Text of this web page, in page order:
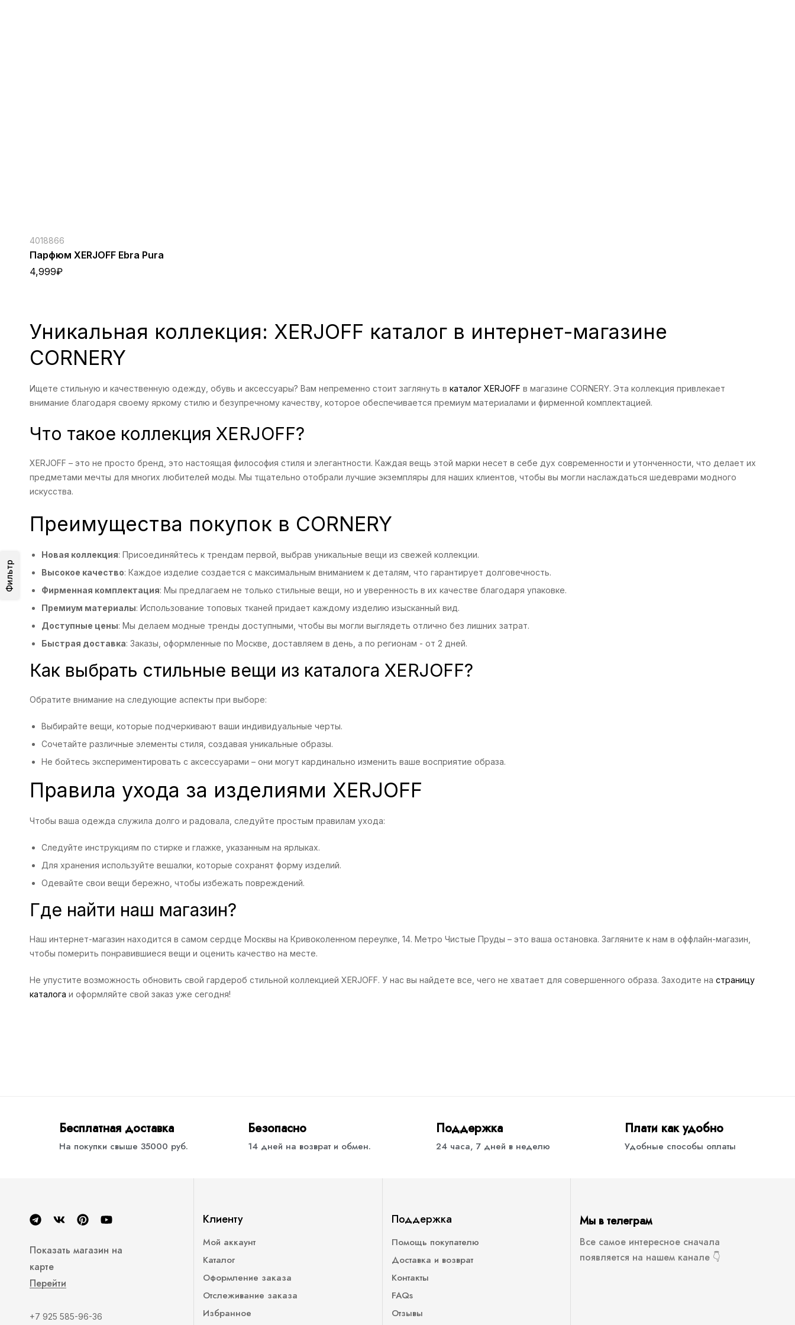
Фильтр
4018866
Парфюм XERJOFF Ebra Pura
4,999₽
Уникальная коллекция: XERJOFF каталог в интернет-магазине
CORNERY
Ищете стильную и качественную одежду, обувь и аксессуары? Вам непременно стоит заглянуть в каталог XERJOFF в магазине CORNERY. Эта коллекция привлекает
внимание благодаря своему яркому стилю и безупречному качеству, которое обеспечивается премиум материалами и фирменной комплектацией.
Что такое коллекция XERJOFF?
XERJOFF – это не просто бренд, это настоящая философия стиля и элегантности. Каждая вещь этой марки несет в себе дух современности и утонченности, что делает их
предметами мечты для многих любителей моды. Мы тщательно отобрали лучшие экземпляры для наших клиентов, чтобы вы могли наслаждаться шедеврами модного
искусства.
Преимущества покупок в CORNERY
Новая коллекция: Присоединяйтесь к трендам первой, выбрав уникальные вещи из свежей коллекции.
Высокое качество: Каждое изделие создается с максимальным вниманием к деталям, что гарантирует долговечность.
Фирменная комплектация: Мы предлагаем не только стильные вещи, но и уверенность в их качестве благодаря упаковке.
Премиум материалы: Использование топовых тканей придает каждому изделию изысканный вид.
Доступные цены: Мы делаем модные тренды доступными, чтобы вы могли выглядеть отлично без лишних затрат.
Быстрая доставка: Заказы, оформленные по Москве, доставляем в день, а по регионам - от 2 дней.
Как выбрать стильные вещи из каталога XERJOFF?
Обратите внимание на следующие аспекты при выборе:
Выбирайте вещи, которые подчеркивают ваши индивидуальные черты.
Сочетайте различные элементы стиля, создавая уникальные образы.
Не бойтесь экспериментировать с аксессуарами – они могут кардинально изменить ваше восприятие образа.
Правила ухода за изделиями XERJOFF
Чтобы ваша одежда служила долго и радовала, следуйте простым правилам ухода:
Следуйте инструкциям по стирке и глажке, указанным на ярлыках.
Для хранения используйте вешалки, которые сохранят форму изделий.
Одевайте свои вещи бережно, чтобы избежать повреждений.
Где найти наш магазин?
Наш интернет-магазин находится в самом сердце Москвы на Кривоколенном переулке, 14. Метро Чистые Пруды – это ваша остановка. Загляните к нам в оффлайн-магазин,
чтобы померить понравившиеся вещи и оценить качество на месте.
Не упустите возможность обновить свой гардероб стильной коллекцией XERJOFF. У нас вы найдете все, чего не хватает для совершенного образа. Заходите на страницу
каталога и оформляйте свой заказ уже сегодня!
Бесплатная доставка
На покупки свыше 35000 руб.
Безопасно
14 дней на возврат и обмен.
Поддержка
24 часа, 7 дней в неделю
Плати как удобно
Удобные способы оплаты
Показать магазин на
карте
Перейти
+7 925 585-96-36
Клиенту
Мой аккаунт
Каталог
Оформление заказа
Отслеживание заказа
Избранное
Поддержка
Помощь покупателю
Доставка и возврат
Контакты
FAQs
Отзывы
Мы в телеграм
Все самое интересное сначала
появляется на нашем канале 👇